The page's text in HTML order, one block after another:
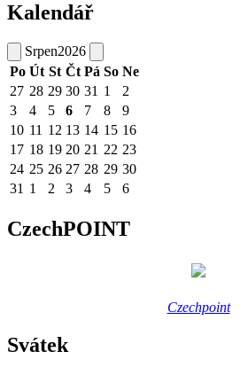
Kalendář
Srpen2026
Po Út St Čt Pá So Ne
27 28 29 30 31 1
2
3
4 5 6 7 8
9
10 11 12 13 14 15 16
17 18 19 20 21 22 23
24 25 26 27 28 29 30
31 1 2 3 4 5 6
CzechPOINT
Czechpoint
Svátek